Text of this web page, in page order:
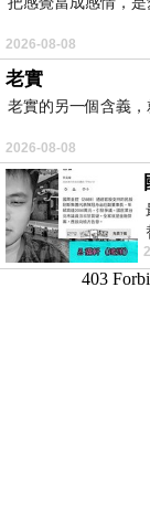
2026-08-08
老實
老實的另一個含義，
2026-08-08